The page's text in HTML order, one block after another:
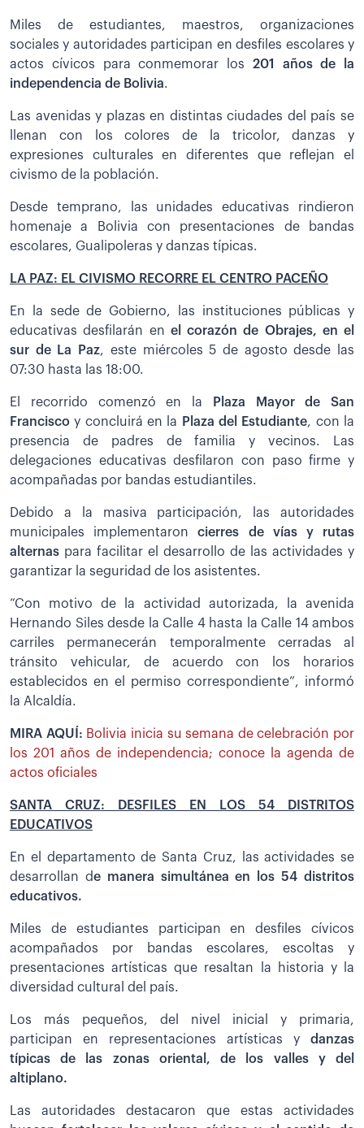
Miles de estudiantes, maestros, organizaciones
sociales y autoridades participan en desfiles escolares y
actos cívicos para conmemorar los 201 años de la
independencia de Bolivia.
Las avenidas y plazas en distintas ciudades del país se
llenan con los colores de la tricolor, danzas y
expresiones culturales en diferentes que reflejan el
civismo de la población.
Desde temprano, las unidades educativas rindieron
homenaje a Bolivia con presentaciones de bandas
escolares, Gualipoleras y danzas típicas.
LA PAZ: EL CIVISMO RECORRE EL CENTRO PACEÑO
En la sede de Gobierno, las instituciones públicas y
educativas desfilarán en el corazón de Obrajes, en el
sur de La Paz, este miércoles 5 de agosto desde las
07:30 hasta las 18:00.
El recorrido comenzó en la
Plaza Mayor de San
Francisco y concluirá en la Plaza del Estudiante, con la
presencia de padres de familia y vecinos. Las
delegaciones educativas desfilaron con paso firme y
acompañadas por bandas estudiantiles.
Debido a la masiva participación, las autoridades
municipales implementaroncierres de vías y rutas
alternas para facilitar el desarrollo de las actividades y
garantizar la seguridad de los asistentes.
“Con motivo de la actividad autorizada, la avenida
Hernando Siles desde la Calle 4 hasta la Calle 14 ambos
carriles permanecerán temporalmente cerradas al
tránsito vehicular, de acuerdo con los horarios
establecidos en el permiso correspondiente”, informó
la Alcaldía.
MIRA AQUÍ: Bolivia inicia su semana de celebración por
los 201 años de independencia; conoce la agenda de
actos oficiales
SANTA CRUZ: DESFILES EN LOS 54 DISTRITOS
EDUCATIVOS
En el departamento de Santa Cruz, las actividades se
desarrollan de manera simultánea en los 54 distritos
educativos.
Miles de estudiantes participan en desfiles cívicos
acompañados por bandas escolares, escoltas y
presentaciones artísticas que resaltan la historia y la
diversidad cultural del país.
Los más pequeños, del nivel inicial y primaria,
participan en representaciones artísticas y danzas
típicas de las zonas oriental, de los valles y del
altiplano.
Las autoridades destacaron que estas actividades